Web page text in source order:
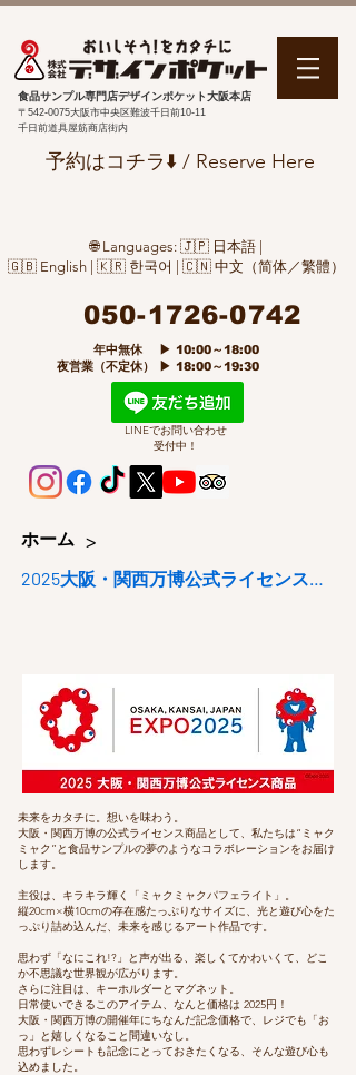
食品サンプル専門店デザインポケット大阪本店
〒542-0075大阪市中央区難波千日前10-11
千日前道具屋筋商店街内
予約はコチラ⬇️ / Reserve Here
🌐 Languages: 🇯🇵 日本語 |
🇬🇧 English | 🇰🇷 한국어 | 🇨🇳 中文（简体／繁體）
050-1726-0742
​ 年中無休 ▶ 10:00～18:00
夜営業（不定休） ▶ 18:00～19:30
LINEでお問い合わせ
受付中！
ホーム >
2025大阪・関西万博公式ライセンス商品
未来をカタチに。想いを味わう。
大阪・関西万博の公式ライセンス商品として、私たちは“ミャク
ミャク”と食品サンプルの夢のようなコラボレーションをお届け
します。
主役は、キラキラ輝く「ミャクミャクパフェライト」。
縦20cm×横10cmの存在感たっぷりなサイズに、光と遊び心をた
っぷり詰め込んだ、未来を感じるアート作品です。
思わず「なにこれ!?」と声が出る、楽しくてかわいくて、どこ
か不思議な世界観が広がります。
さらに注目は、キーホルダーとマグネット。
日常使いできるこのアイテム、なんと価格は 2025円！
大阪・関西万博の開催年にちなんだ記念価格で、レジでも「お
っ」と嬉しくなること間違いなし。
思わずレシートも記念にとっておきたくなる、そんな遊び心も
込めました。